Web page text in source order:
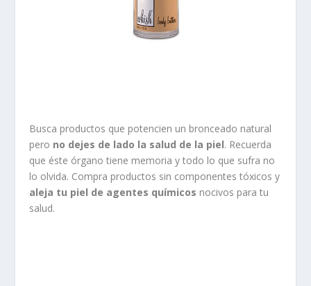
Busca productos que potencien un bronceado natural
pero no dejes de lado la salud de la piel. Recuerda
que éste órgano tiene memoria y todo lo que sufra no
lo olvida. Compra productos sin componentes tóxicos y
aleja tu piel de agentes químicos nocivos para tu
salud.